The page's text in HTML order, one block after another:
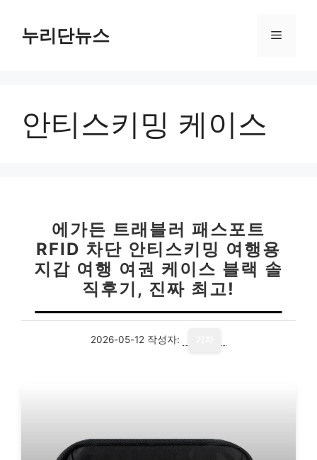
누리단뉴스 메
안티스키밍 케이스
에가든 트래블러 패스포트
RFID 차단 안티스키밍 여행용
지갑 여행 여권 케이스 블랙 솔
직후기, 진짜 최고!
2026-05-12 작성자: